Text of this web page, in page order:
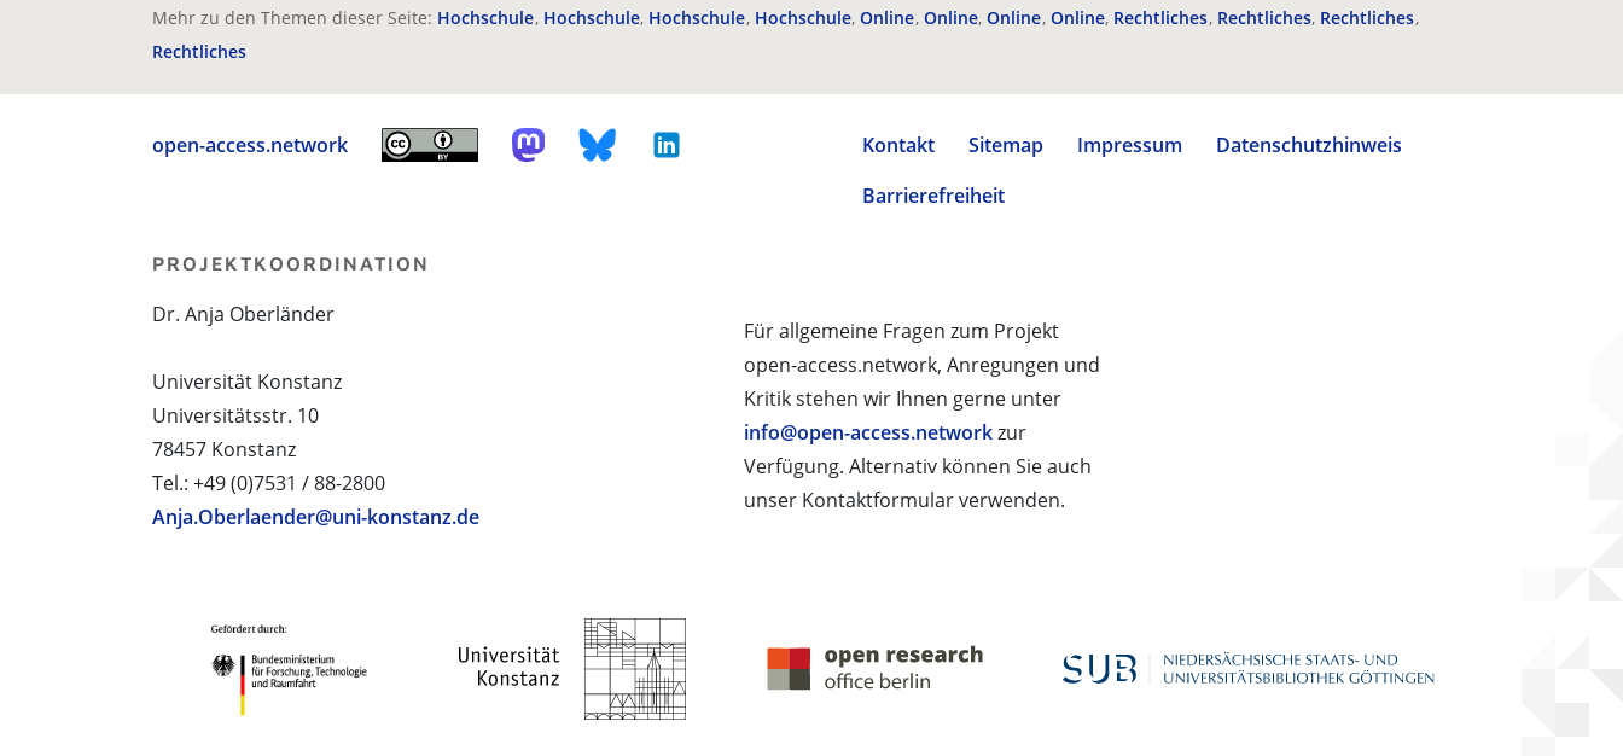
Mehr zu den Themen dieser Seite: Hochschule Hochschule Hochschule Hochschule Online Online Online Online Rechtliches Rechtliches Rechtliches
Rechtliches
open-access.network Kontakt Sitemap Impressum
Datenschutzhinweis
Barrierefreiheit
Für allgemeine Fragen zum Projekt
open-access.network, Anregungen und
Kritik stehen wir Ihnen gerne unter
info@open-access.networkzur
Verfügung. Alternativ können Sie auch
unser Kontaktformular verwenden.
PROJEKTKOORDINATION
Dr. Anja Oberländer
Universität Konstanz
Universitätsstr. 10
78457 Konstanz
Tel.: +49 (0)7531 / 88-2800
Anja.Oberlaender@uni-konstanz.de